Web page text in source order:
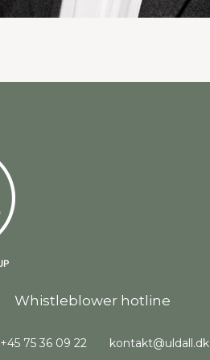
Whistleblower hotline
+45 75 36 09 22 kontakt@uldall.dk